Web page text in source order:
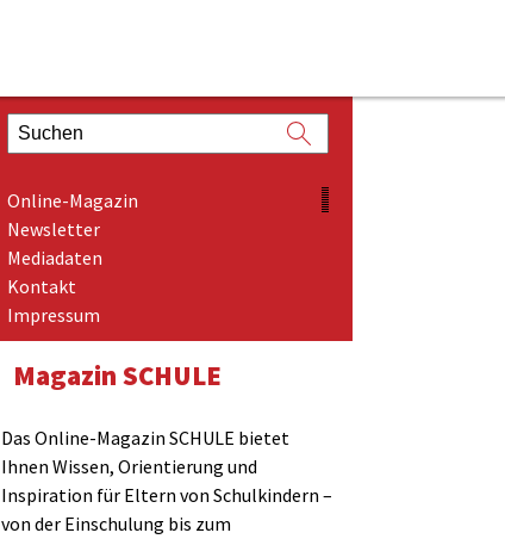
Online-Magazin
Newsletter
Mediadaten
Kontakt
Impressum
Magazin SCHULE
Das Online-Magazin SCHULE bietet
Ihnen Wissen, Orientierung und
Inspiration für Eltern von Schulkindern –
von der Einschulung bis zum